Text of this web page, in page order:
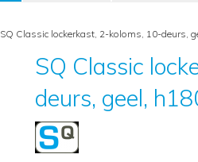
SQ Classic lockerkast, 2-koloms, 10-deurs,
SQ Classic
deurs, geel,